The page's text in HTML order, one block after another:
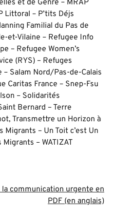
et de Genre – MRAP
Littoral – P’tits Déjs
Familial du Pas de
et-Vilaine – Refugee Info
– Refugee Women’s
(RYS) – Refuges
Salam Nord/Pas-de-Calais
Caritas France – Snep-Fsu
– Solidarités
Bernard – Terre
Transmettre un Horizon à
Migrants – Un Toit c’est Un
– WATIZAT
communication urgente en
PDF (en anglais)